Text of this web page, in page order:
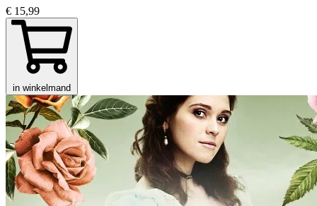
€ 15,99
in winkelmand